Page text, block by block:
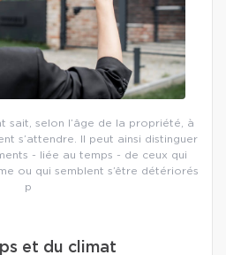
sait, selon l’âge de la propriété, à
s’attendre. Il peut ainsi distinguer
- liée au temps - de ceux qui
ou qui semblent s’être détériorés
p
et du climat